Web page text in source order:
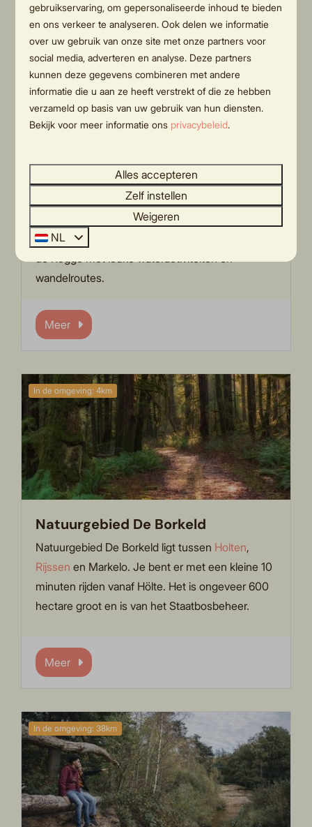
In de omgeving: 5km
Dichtbij het vakantiepark in Holten vind je de
Reggestreek. In de Reggestreek loopt de rivier
wandelroutes.
Meer
In de omgeving: 4km
Natuurgebied De Borkeld
Natuurgebied De Borkeld ligt tussen Holten,
Rijssen en Markelo. Je bent er met een kleine 10
minuten rijden vanaf Hölte. Het is ongeveer 600
hectare groot en is van het Staatbosbeheer.
Meer
In de omgeving: 38km
gebruikservaring, om gepersonaliseerde inhoud te bieden
en ons verkeer te analyseren. Ook delen we informatie
over uw gebruik van onze site met onze partners voor
social media, adverteren en analyse. Deze partners
kunnen deze gegevens combineren met andere
informatie die u aan ze heeft verstrekt of die ze hebben
verzameld op basis van uw gebruik van hun diensten.
Bekijk voor meer informatie ons privacybeleid.
Alles accepteren
Zelf instellen
Weigeren
NL